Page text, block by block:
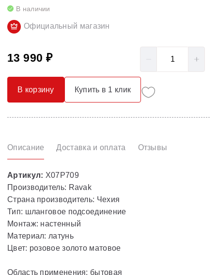
В наличии
Официальный магазин
13 990 ₽
В корзину Купить в 1 клик
Описание Доставка и оплата Отзывы
Артикул: X07P709
Производитель: Ravak
Страна производитель: Чехия
Тип: шланговое подсоединение
Монтаж: настенный
Материал: латунь
Цвет: розовое золото матовое
Область применения: бытовая